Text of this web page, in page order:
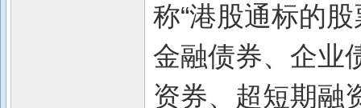
称“港股通标的
金融债券、企业
资券、超短期融